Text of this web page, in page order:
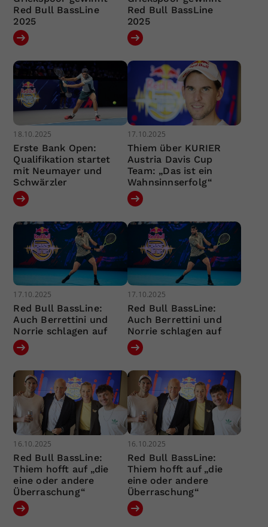
Red Bull BassLine
2025
Red Bull BassLine
2025
18.10.2025
Erste Bank Open:
Qualifikation startet
mit Neumayer und
Schwärzler
17.10.2025
Thiem über KURIER
Austria Davis Cup
Team: „Das ist ein
Wahnsinnserfolg“
17.10.2025
Red Bull BassLine:
Auch Berrettini und
Norrie schlagen auf
17.10.2025
Red Bull BassLine:
Auch Berrettini und
Norrie schlagen auf
16.10.2025
Red Bull BassLine:
Thiem hofft auf „die
eine oder andere
Überraschung“
16.10.2025
Red Bull BassLine:
Thiem hofft auf „die
eine oder andere
Überraschung“